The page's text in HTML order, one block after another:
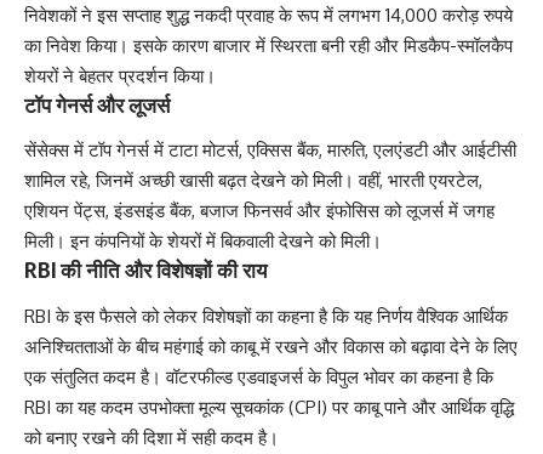
निवेशकों ने इस सप्ताह शुद्ध नकदी प्रवाह के रूप में लगभग 14,000 करोड़ रुपये
का निवेश किया। इसके कारण बाजार में स्थिरता बनी रही और मिडकैप-स्मॉलकैप
शेयरों ने बेहतर प्रदर्शन किया।
टॉप गेनर्स और लूजर्स
सेंसेक्स में टॉप गेनर्स में टाटा मोटर्स, एक्सिस बैंक, मारुति, एलएंडटी और आईटीसी
शामिल रहे, जिनमें अच्छी खासी बढ़त देखने को मिली। वहीं, भारती एयरटेल,
एशियन पेंट्स, इंडसइंड बैंक, बजाज फिनसर्व और इंफोसिस को लूजर्स में जगह
मिली। इन कंपनियों के शेयरों में बिकवाली देखने को मिली।
RBI की नीति और विशेषज्ञों की राय
RBI के इस फैसले को लेकर विशेषज्ञों का कहना है कि यह निर्णय वैश्विक आर्थिक
अनिश्चितताओं के बीच महंगाई को काबू में रखने और विकास को बढ़ावा देने के लिए
एक संतुलित कदम है। वॉटरफील्ड एडवाइजर्स के विपुल भोवर का कहना है कि
RBI का यह कदम उपभोक्ता मूल्य सूचकांक (CPI) पर काबू पाने और आर्थिक वृद्धि
को बनाए रखने की दिशा में सही कदम है।